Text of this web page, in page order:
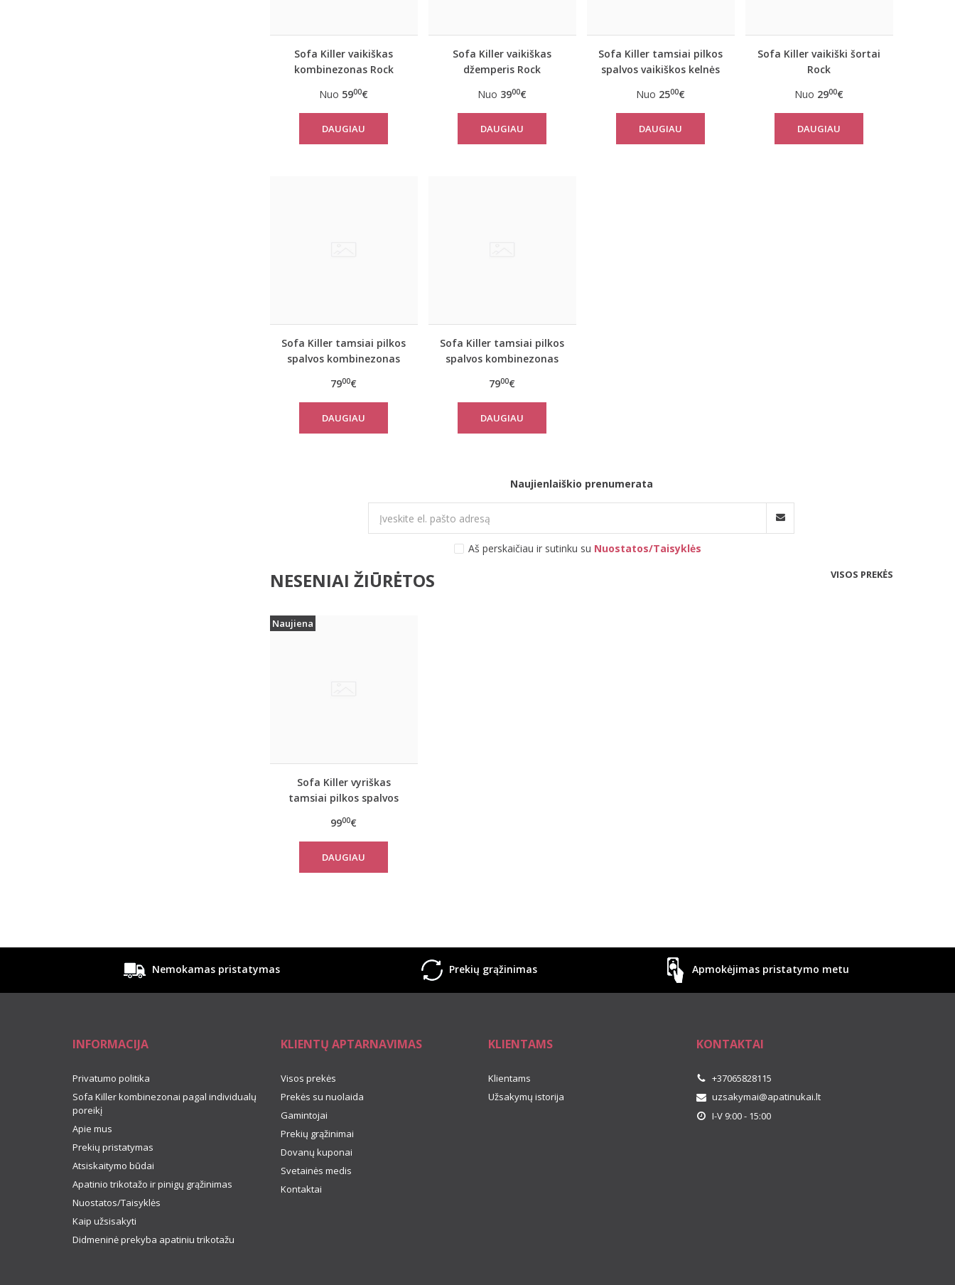
Sofa Killer vaikiškas
kombinezonas Rock
Nuo 5900€
DAUGIAU
Sofa Killer vaikiškas
džemperis Rock
Nuo 3900€
DAUGIAU
Sofa Killer tamsiai pilkos
spalvos vaikiškos kelnės
Nuo 2500€
DAUGIAU
Sofa Killer vaikiški šortai
Rock
Nuo 2900€
DAUGIAU
Sofa Killer tamsiai pilkos
spalvos kombinezonas
7900€
DAUGIAU
Sofa Killer tamsiai pilkos
spalvos kombinezonas
7900€
DAUGIAU
Naujienlaiškio prenumerata
Aš perskaičiau ir sutinku su Nuostatos/Taisyklės
NESENIAI ŽIŪRĖTOS VISOS PREKĖS
Naujiena
Sofa Killer vyriškas
tamsiai pilkos spalvos
Rock su šortais
9900€
DAUGIAU
Nemokamas pristatymas Prekių grąžinimas Apmokėjimas pristatymo metu
INFORMACIJA
Privatumo politika
Sofa Killer kombinezonai pagal individualų
poreikį
Apie mus
Prekių pristatymas
Atsiskaitymo būdai
Apatinio trikotažo ir pinigų grąžinimas
Nuostatos/Taisyklės
Kaip užsisakyti
Didmeninė prekyba apatiniu trikotažu
KLIENTŲ APTARNAVIMAS
Visos prekės
Prekės su nuolaida
Gamintojai
Prekių grąžinimai
Dovanų kuponai
Svetainės medis
Kontaktai
KLIENTAMS
Klientams
Užsakymų istorija
KONTAKTAI
+37065828115
uzsakymai@apatinukai.lt
I-V 9:00 - 15:00